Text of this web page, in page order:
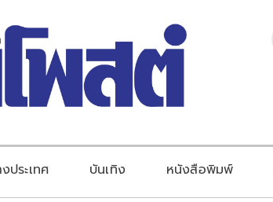
ประเทศ บันเทิง หนังสือพิมพ์